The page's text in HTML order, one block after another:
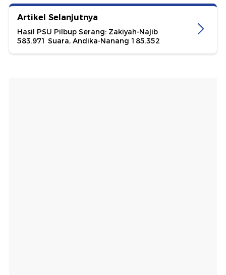
Artikel Selanjutnya
Hasil PSU Pilbup Serang: Zakiyah-Najib
583.971 Suara, Andika-Nanang 185.352